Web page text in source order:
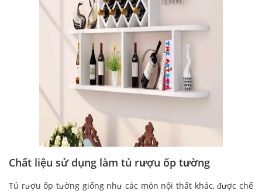
Chất liệu sử dụng làm tủ rượu ốp tường
Tủ rượu ốp tường giống như các món nội thất khác, được chế